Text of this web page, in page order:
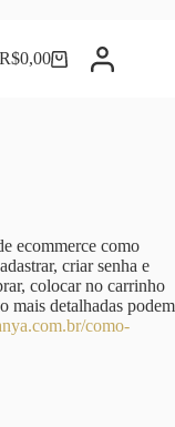
Carrinho
R$0,00
ecommerce como
criar senha e
colocar no carrinho
mais detalhadas podem
como-